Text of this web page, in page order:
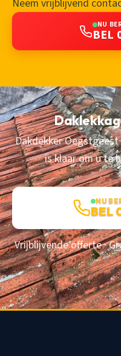
Neem vrijblijvend
NU
BEL
Dakdekker
is klaar om u te
NU
BEL
Vrijblijvende offerte ·